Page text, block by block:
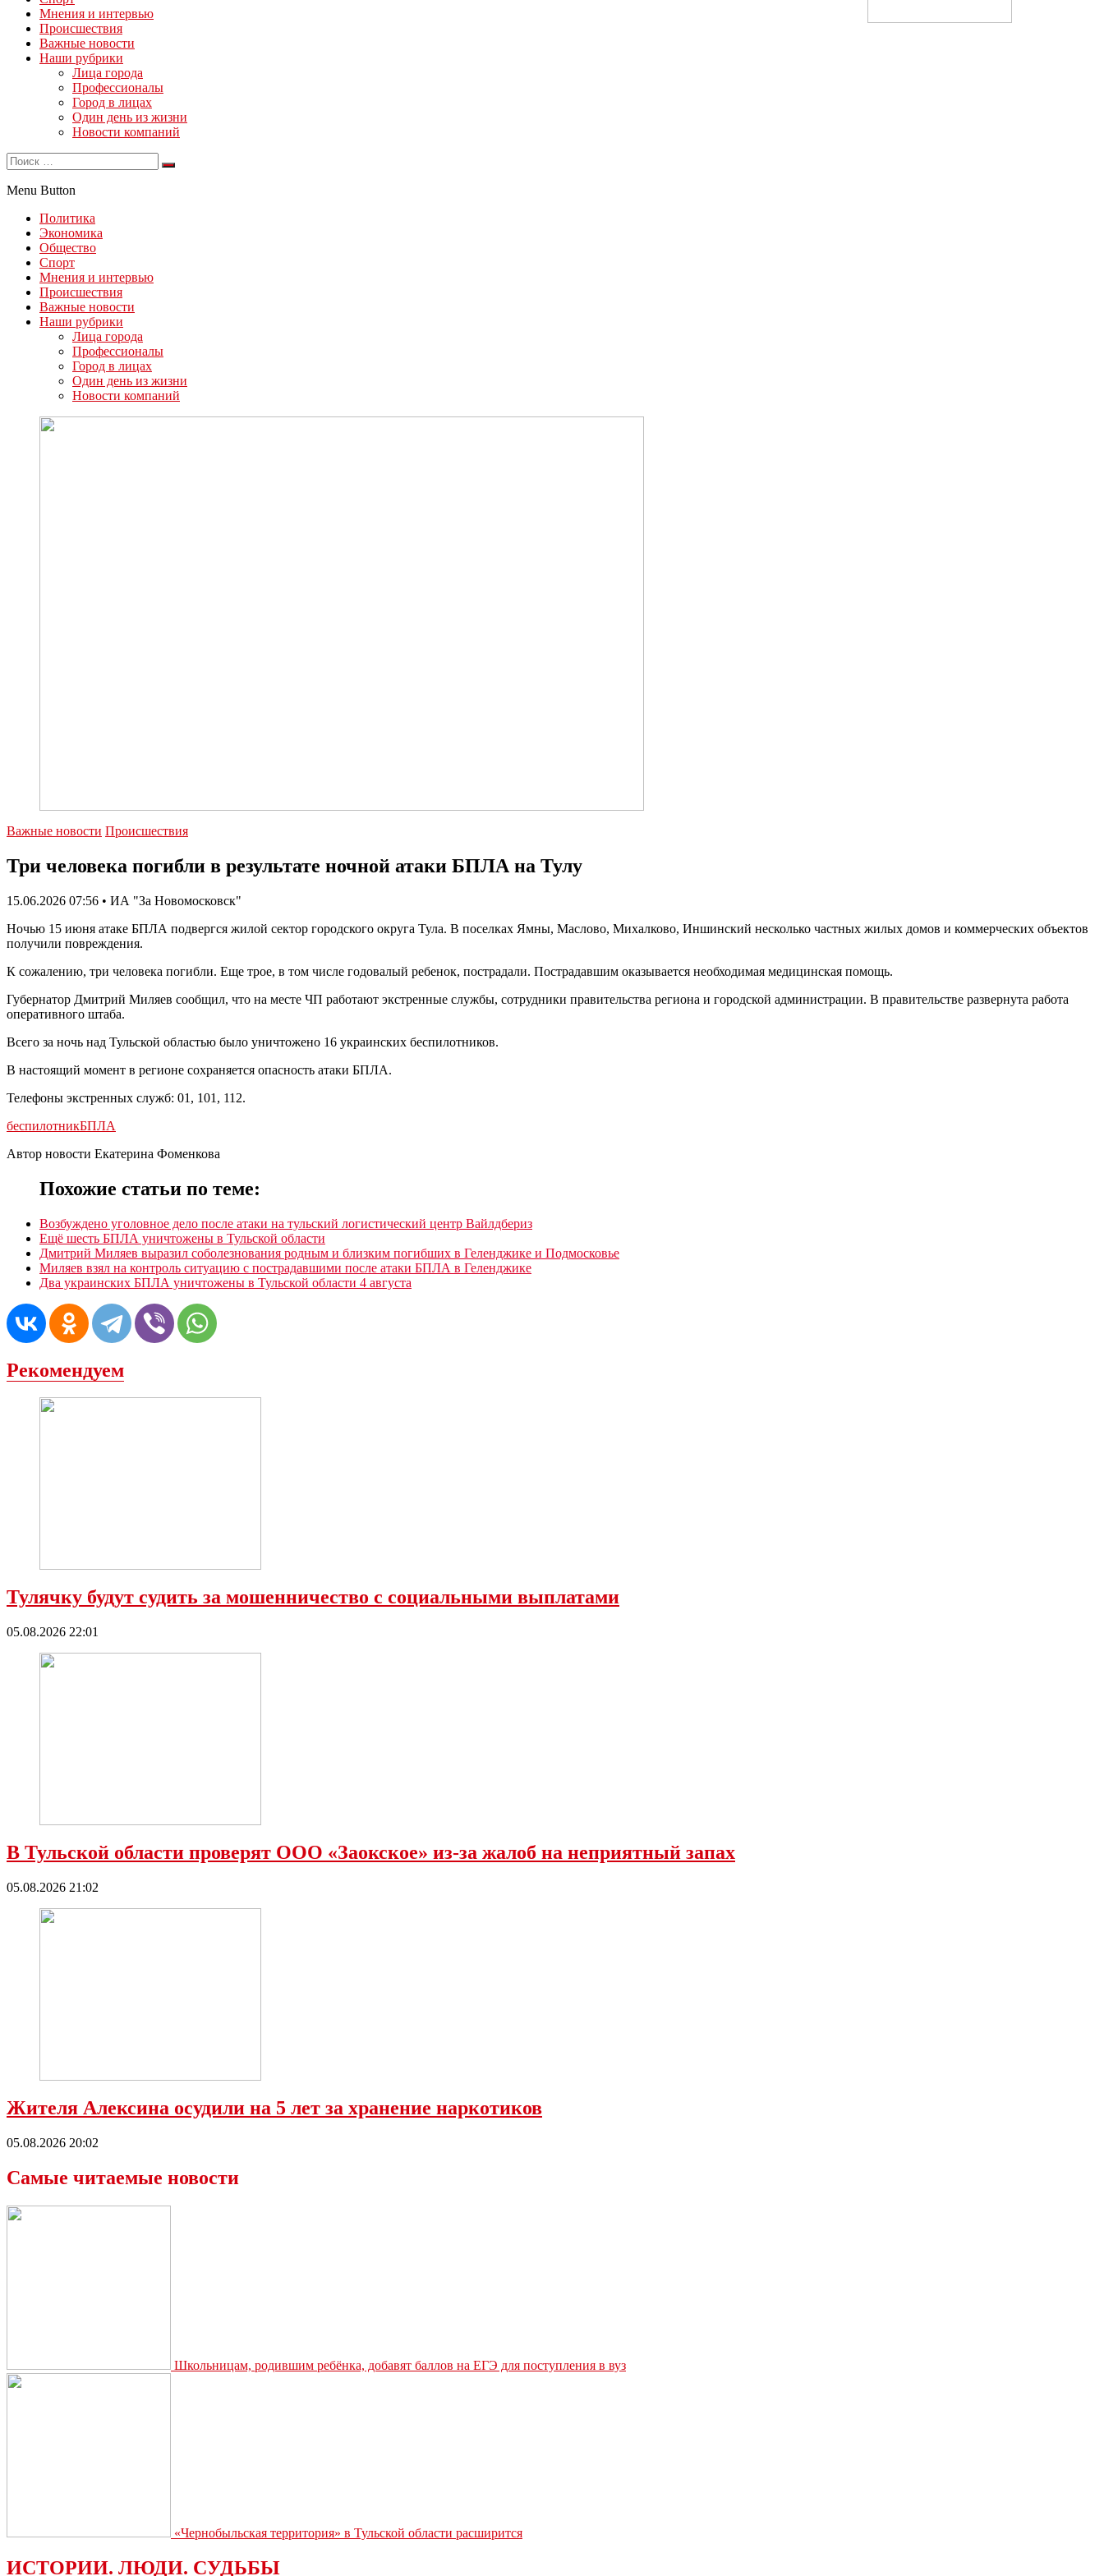
Мнения и интервью
Происшествия
Важные новости
Наши рубрики
Лица города
Профессионалы
Город в лицах
Один день из жизни
Новости компаний
Menu Button
Политика
Экономика
Общество
Спорт
Мнения и интервью
Происшествия
Важные новости
Наши рубрики
Лица города
Профессионалы
Город в лицах
Один день из жизни
Новости компаний
Важные новости Происшествия
Три человека погибли в результате ночной атаки БПЛА на Тулу
15.06.2026 07:56 • ИА "За Новомосковск"
Ночью 15 июня атаке БПЛА подвергся жилой сектор городского округа Тула. В поселках Ямны, Маслово, Михалково, Иншинский несколько частных жилых домов и коммерческих объектов
получили повреждения.
К сожалению, три человека погибли. Еще трое, в том числе годовалый ребенок, пострадали. Пострадавшим оказывается необходимая медицинская помощь.
Губернатор Дмитрий Миляев сообщил, что на месте ЧП работают экстренные службы, сотрудники правительства региона и городской администрации. В правительстве развернута работа
оперативного штаба.
Всего за ночь над Тульской областью было уничтожено 16 украинских беспилотников.
В настоящий момент в регионе сохраняется опасность атаки БПЛА.
Телефоны экстренных служб: 01, 101, 112.
беспилотникБПЛА
Автор новости Екатерина Фоменкова
Похожие статьи по теме:
Возбуждено уголовное дело после атаки на тульский логистический центр Вайлдбериз
Ещë шесть БПЛА уничтожены в Тульской области
Дмитрий Миляев выразил соболезнования родным и близким погибших в Геленджике и Подмосковье
Миляев взял на контроль ситуацию с пострадавшими после атаки БПЛА в Геленджике
Два украинских БПЛА уничтожены в Тульской области 4 августа
Рекомендуем
Тулячку будут судить за мошенничество с социальными выплатами
05.08.2026 22:01
В Тульской области проверят ООО «Заокское» из-за жалоб на неприятный запах
05.08.2026 21:02
Жителя Алексина осудили на 5 лет за хранение наркотиков
05.08.2026 20:02
Самые читаемые новости
Школьницам, родившим ребёнка, добавят баллов на ЕГЭ для поступления в вуз
«Чернобыльская территория» в Тульской области расширится
ИСТОРИИ. ЛЮДИ. СУДЬБЫ